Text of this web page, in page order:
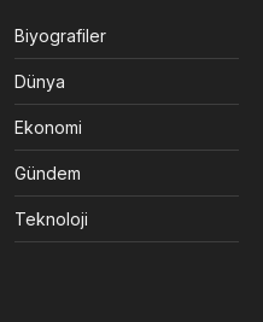
Biyografiler
Dünya
Ekonomi
Gündem
Teknoloji